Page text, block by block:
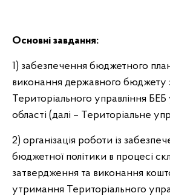
Основні завдання:
1) забезпечення бюджетного
виконання державного бюджету
Територіального управління БЕБ
області (далі – Територіальне
2) організація роботи із
бюджетної політики в процесі
затвердження та виконання
утримання Територіального